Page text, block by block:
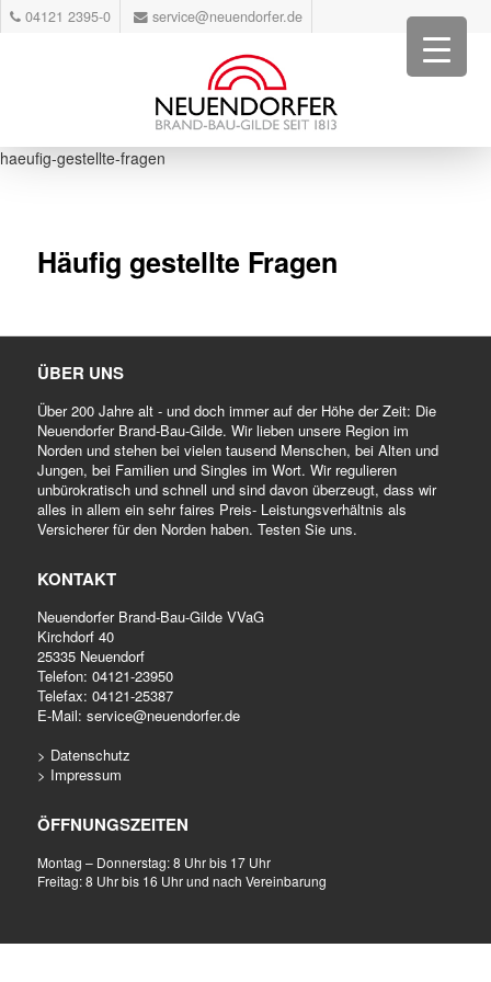
04121 2395-0 service@neuendorfer.de
haeufig-gestellte-fragen
Häufig gestellte Fragen
ÜBER UNS
Über 200 Jahre alt - und doch immer auf der Höhe der Zeit: Die
Neuendorfer Brand-Bau-Gilde. Wir lieben unsere Region im
Norden und stehen bei vielen tausend Menschen, bei Alten und
Jungen, bei Familien und Singles im Wort. Wir regulieren
unbürokratisch und schnell und sind davon überzeugt, dass wir
alles in allem ein sehr faires Preis- Leistungsverhältnis als
Versicherer für den Norden haben. Testen Sie uns.
KONTAKT
Neuendorfer Brand-Bau-Gilde VVaG
Kirchdorf 40
25335 Neuendorf
Telefon:04121-23950
Telefax: 04121-25387
E-Mail:service@neuendorfer.de
> Datenschutz
> Impressum
ÖFFNUNGSZEITEN
Montag – Donnerstag: 8 Uhr bis 17 Uhr
Freitag: 8 Uhr bis 16 Uhr und nach Vereinbarung